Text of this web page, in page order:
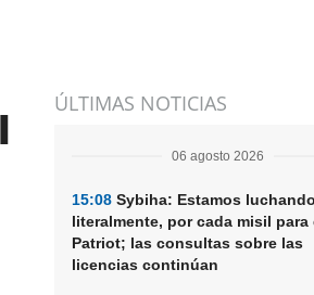
Suscripción
ÚLTIMAS NOTICIAS
06 agosto 2026
15:08 Sybiha: Estamos
literalmente, por cada misil para
Patriot; las consultas sobre las
licencias continúan